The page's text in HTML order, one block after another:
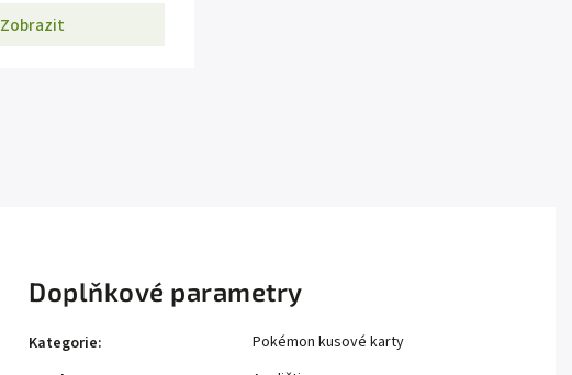
Zobrazit
Doplňkové parametry
Kategorie:
Pokémon kusové karty